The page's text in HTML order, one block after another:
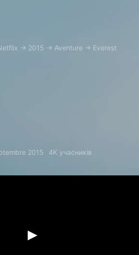
→ 2015 → Aventure → Everest
2015 4K учасників